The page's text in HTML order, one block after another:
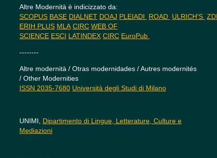
Altre Modernità è indicizzato da:
SCOPUS BASE DIALNET DOAJ PLEIADI ROAD ULRICH'S
ERIH PLUS MLA CIRC WEB OF
SCIENCE ESCI LATINDEX CIRC EuroPub
--------
Altre modernità / Otras modernidades / Autres modernités
/ Other Modernities
ISSN 2035-7680 Università degli Studi di Milano
UNIMI, Dipartimento di Lingue, Letterature, Culture e
Mediazioni